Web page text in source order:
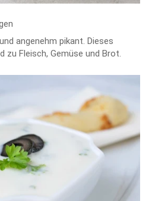
angenehm pikant. Dieses
zu Fleisch, Gemüse und Brot.